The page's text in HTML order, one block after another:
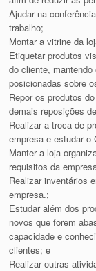
Ajudar na
trabalho;
Montar a vitrine da
Etiquetar produtos
do cliente,
posicionadas sobre
Repor os produtos
demais reposições
Realizar a troca de
empresa e estudar o
Manter a loja
requisitos da
Realizar inventários
empresa.;
Estudar além dos
novos que forem
capacidade e
clientes; e
Realizar outras